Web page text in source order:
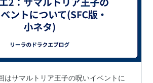
はサマルトリア王子の呪いイベントに